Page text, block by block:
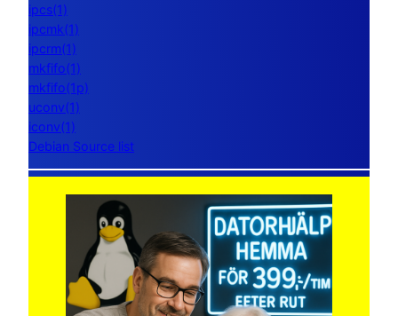
ipcs(1)
ipcmk(1)
ipcrm(1)
mkfifo(1)
mkfifo(1p)
uconv(1)
iconv(1)
Debian Source list